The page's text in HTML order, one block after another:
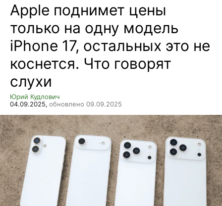
Apple поднимет цены
только на одну модель
iPhone 17, остальных это не
коснется. Что говорят
слухи
Юрий Кудлович
04.09.2025, обновлено 09.09.2025